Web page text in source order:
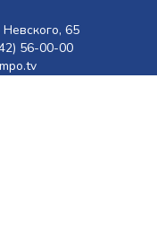
65
56-00-00